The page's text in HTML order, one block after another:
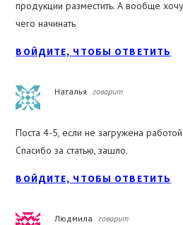
продукции разместить. А вообще
чего начинать
ВОЙДИТЕ, ЧТОБЫ ОТВЕТИТЬ
Наталья говорит
Поста 4-5, если не загружена
Спасибо за статью, зашло.
ВОЙДИТЕ, ЧТОБЫ ОТВЕТИТЬ
Людмила говорит